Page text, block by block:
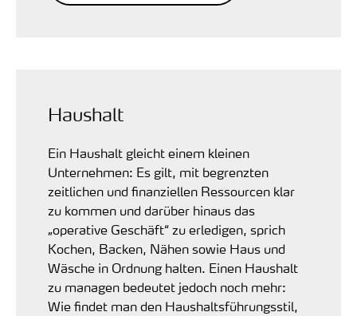
Haushalt
Ein Haushalt gleicht einem kleinen
Unternehmen: Es gilt, mit begrenzten
zeitlichen und finanziellen Ressourcen klar
zu kommen und darüber hinaus das
„operative Geschäft“ zu erledigen, sprich
Kochen, Backen, Nähen sowie Haus und
Wäsche in Ordnung halten. Einen Haushalt
zu managen bedeutet jedoch noch mehr:
Wie findet man den Haushaltsführungsstil,